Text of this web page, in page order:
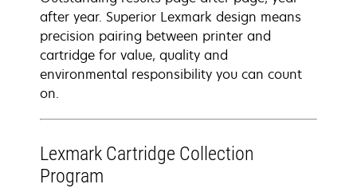
after year. Superior Lexmark design means
precision pairing between printer and
cartridge for value, quality and
environmental responsibility you can count
on.
Lexmark Cartridge Collection
Program